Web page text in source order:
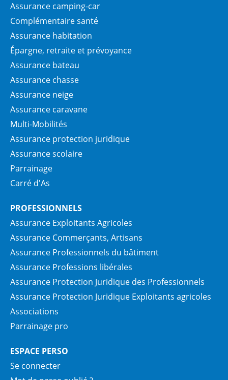
Assurance camping-car
Complémentaire santé
Assurance habitation
Épargne, retraite et prévoyance
Assurance bateau
Assurance chasse
Assurance neige
Assurance caravane
Multi-Mobilités
Assurance protection juridique
Assurance scolaire
Parrainage
Carré d'As
PROFESSIONNELS
Assurance Exploitants Agricoles
Assurance Commerçants, Artisans
Assurance Professionnels du bâtiment
Assurance Professions libérales
Assurance Protection Juridique des Professionnels
Assurance Protection Juridique Exploitants agricoles
Associations
Parrainage pro
ESPACE PERSO
Se connecter